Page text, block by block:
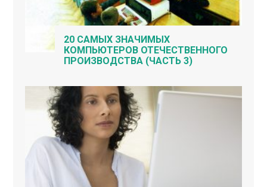
20 САМЫХ ЗНАЧИМЫХ
КОМПЬЮТЕРОВ ОТЕЧЕСТВЕННОГО
ПРОИЗВОДСТВА (ЧАСТЬ 3)